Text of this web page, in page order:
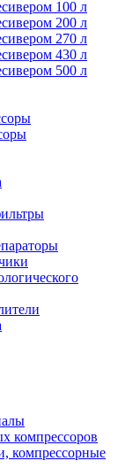
100 л
200 л
270 л
430 л
500 л
компрессоров
компрессорные